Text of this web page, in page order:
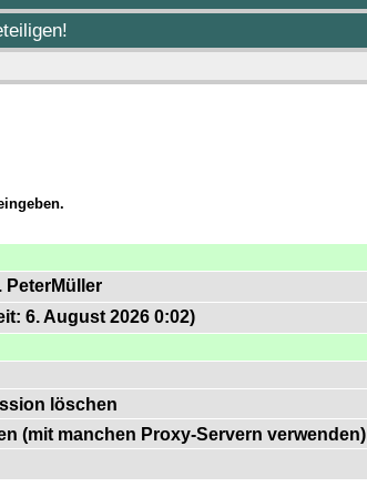
PeterMüller
6. August 2026 0:02)
löschen
(mit manchen Proxy-Servern verwenden)